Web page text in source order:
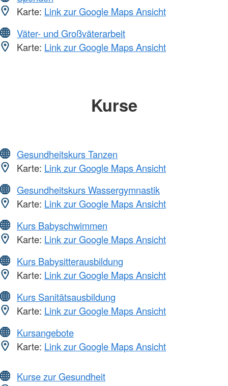
Karte: Link zur Google Maps Ansicht
Väter- und Großväterarbeit
Karte: Link zur Google Maps Ansicht
Kurse
Gesundheitskurs Tanzen
Karte: Link zur Google Maps Ansicht
Gesundheitskurs Wassergymnastik
Karte: Link zur Google Maps Ansicht
Kurs Babyschwimmen
Karte: Link zur Google Maps Ansicht
Kurs Babysitterausbildung
Karte: Link zur Google Maps Ansicht
Kurs Sanitätsausbildung
Karte: Link zur Google Maps Ansicht
Kursangebote
Karte: Link zur Google Maps Ansicht
Kurse zur Gesundheit